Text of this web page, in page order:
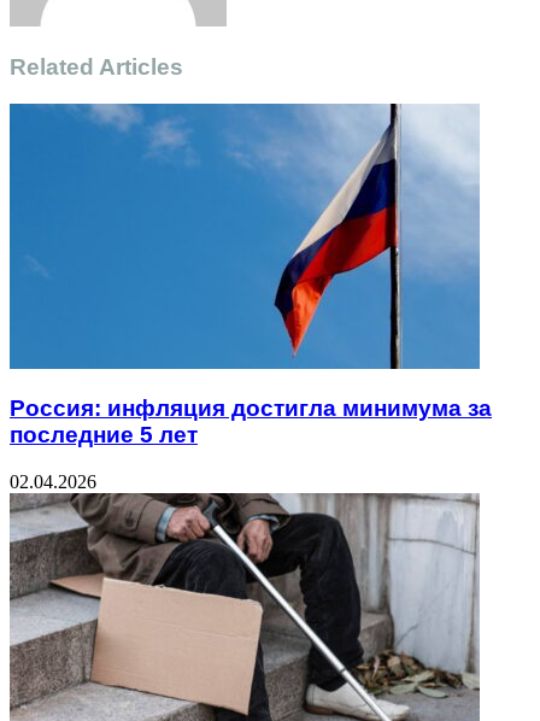
Related Articles
Россия: инфляция достигла минимума за
последние 5 лет
02.04.2026